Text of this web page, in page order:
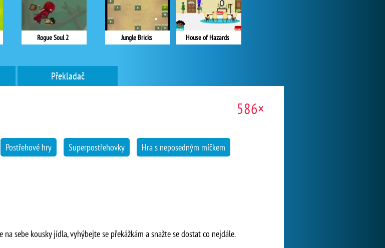
House of Hazards
Rogue Soul 2 Jungle Bricks
Překladač
586×
Postřehové hry Superpostřehovky Hra s neposedným míčkem
sebe kousky jídla, vyhýbejte se překážkám a snažte se dostat co nejdále.